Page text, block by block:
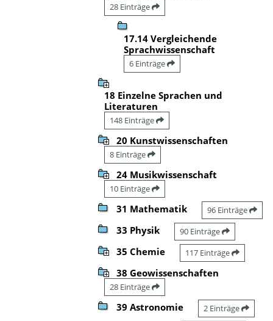
28 Einträge
17.14 Vergleichende
Sprachwissenschaft
6 Einträge
18 Einzelne Sprachen und
Literaturen
148 Einträge
20 Kunstwissenschaften
8 Einträge
24 Musikwissenschaft
10 Einträge
31 Mathematik 96 Einträge
33 Physik 90 Einträge
35 Chemie 117 Einträge
38 Geowissenschaften
28 Einträge
39 Astronomie 2 Einträge